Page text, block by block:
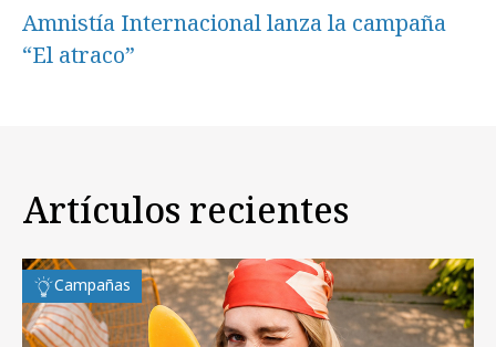
Amnistía Internacional lanza la campaña
“El atraco”
Artículos recientes
Campañas